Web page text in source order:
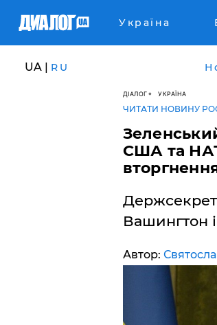
Україна
UA | RU
ДІАЛОГ УКРАЇНА
ЧИТАТИ НОВИНУ
США та
Вашингтон
Автор: